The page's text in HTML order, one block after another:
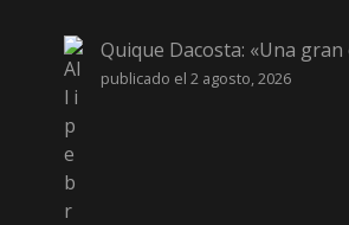
Quique Dacosta: «Una gran
publicado el 2 agosto, 2026